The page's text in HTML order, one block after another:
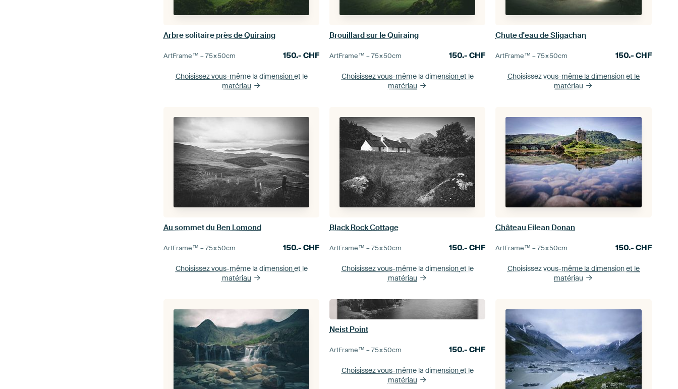
Arbre solitaire près de Quiraing
ArtFrame™ –75×50cm 150.-CHF
Choisissez vous-même la dimensionet le
matériau
Brouillard sur le Quiraing
ArtFrame™ –75×50cm 150.-CHF
Choisissez vous-même la dimensionet le
matériau
Chute d'eau de Sligachan
ArtFrame™ –75×50cm 150.- CHF
Choisissez vous-même la dimensionet le
matériau
Au sommet du Ben Lomond
ArtFrame™ –75×50cm 150.-CHF
Choisissez vous-même la dimensionet le
matériau
Black Rock Cottage
ArtFrame™ –75×50cm 150.-CHF
Choisissez vous-même la dimensionet le
matériau
Château Eilean Donan
ArtFrame™ –75×50cm 150.- CHF
Choisissez vous-même la dimensionet le
matériau
Neist Point
ArtFrame™ –75×50cm 150.-CHF
Choisissez vous-même la dimensionet le
matériau